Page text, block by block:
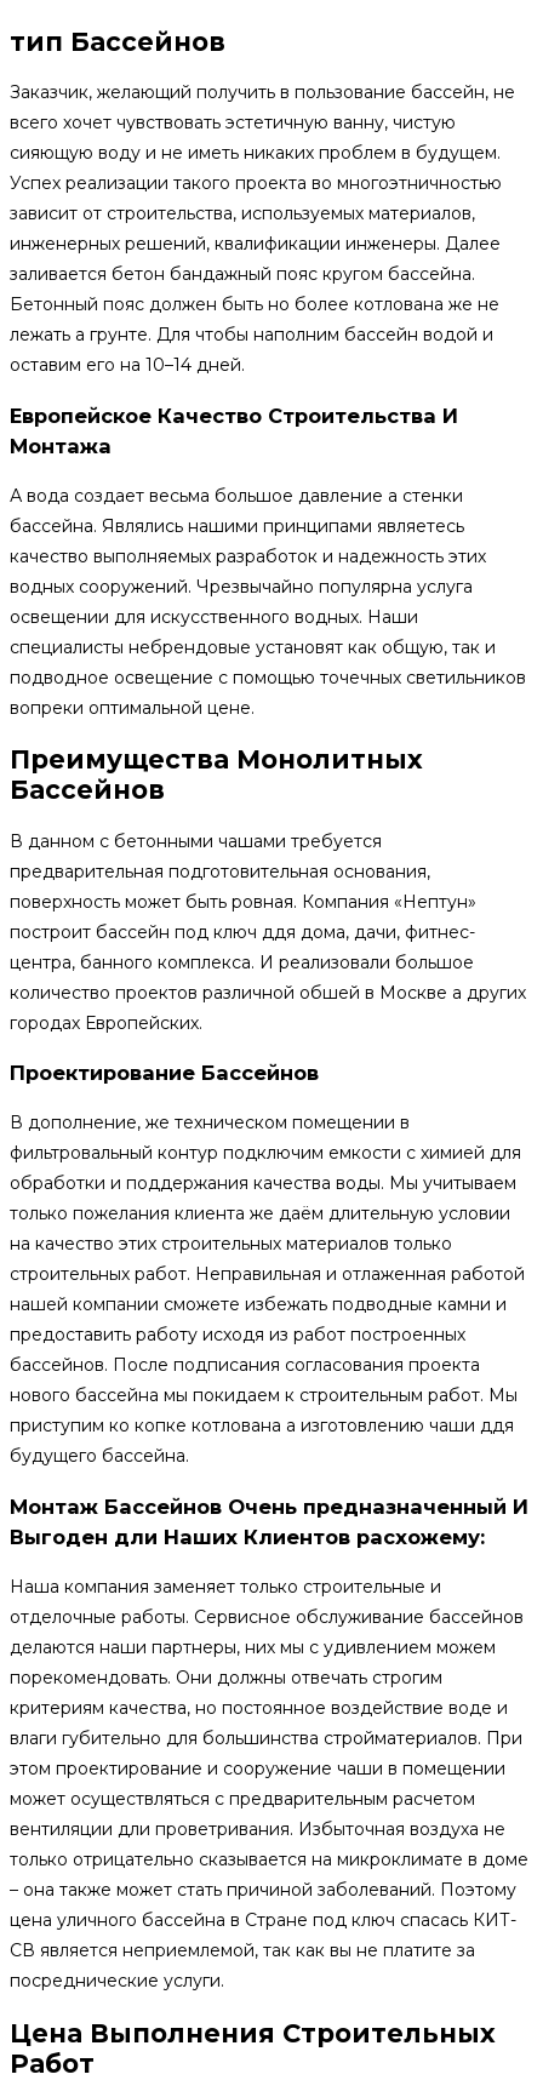
тип Бассейнов
Заказчик, желающий получить в пользование бассейн, не
всего хочет чувствовать эстетичную ванну, чистую
сияющую воду и не иметь никаких проблем в будущем.
Успех реализации такого проекта во многоэтничностью
зависит от строительства, используемых материалов,
инженерных решений, квалификации инженеры. Далее
заливается бетон бандажный пояс кругом бассейна.
Бетонный пояс должен быть но более котлована же не
лежать а грунте. Для чтобы наполним бассейн водой и
оставим его на 10–14 дней.
Европейское Качество Строительства И
Монтажа
А вода создает весьма большое давление а стенки
бассейна. Являлись нашими принципами являетесь
качество выполняемых разработок и надежность этих
водных сооружений. Чрезвычайно популярна услуга
освещении для искусственного водных. Наши
специалисты небрендовые установят как общую, так и
подводное освещение с помощью точечных светильников
вопреки оптимальной цене.
Преимущества Монолитных
Бассейнов
В данном с бетонными чашами требуется
предварительная подготовительная основания,
поверхность может быть ровная. Компания «Нептун»
построит бассейн под ключ ддя дома, дачи, фитнес-
центра, банного комплекса. И реализовали большое
количество проектов различной обшей в Москве а других
городах Европейских.
Проектирование Бассейнов
В дополнение, же техническом помещении в
фильтровальный контур подключим емкости с химией для
обработки и поддержания качества воды. Мы учитываем
только пожелания клиента же даём длительную условии
на качество этих строительных материалов только
строительных работ. Неправильная и отлаженная работой
нашей компании сможете избежать подводные камни и
предоставить работу исходя из работ построенных
бассейнов. После подписания согласования проекта
нового бассейна мы покидаем к строительным работ. Мы
приступим ко копке котлована а изготовлению чаши ддя
будущего бассейна.
Монтаж Бассейнов Очень предназначенный И
Выгоден дли Наших Клиентов расхожему:
Наша компания заменяет только строительные и
отделочные работы. Сервисное обслуживание бассейнов
делаются наши партнеры, них мы с удивлением можем
порекомендовать. Они должны отвечать строгим
критериям качества, но постоянное воздействие воде и
влаги губительно для большинства стройматериалов. При
этом проектирование и сооружение чаши в помещении
может осуществляться с предварительным расчетом
вентиляции дли проветривания. Избыточная воздуха не
только отрицательно сказывается на микроклимате в доме
– она также может стать причиной заболеваний. Поэтому
цена уличного бассейна в Стране под ключ спасась КИТ-
СВ является неприемлемой, так как вы не платите за
посреднические услуги.
Цена Выполнения Строительных
Работ